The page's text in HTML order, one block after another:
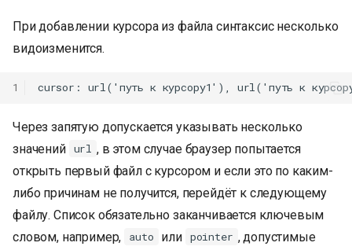
При добавлении курсора из файла синтаксис несколько
видоизменится.
1
Через запятую допускается указывать несколько
значений url , в этом случае браузер попытается
открыть первый файл с курсором и если это по каким-
либо причинам не получится, перейдёт к следующему
файлу. Список обязательно заканчивается ключевым
словом, например,
auto или pointer , допустимые